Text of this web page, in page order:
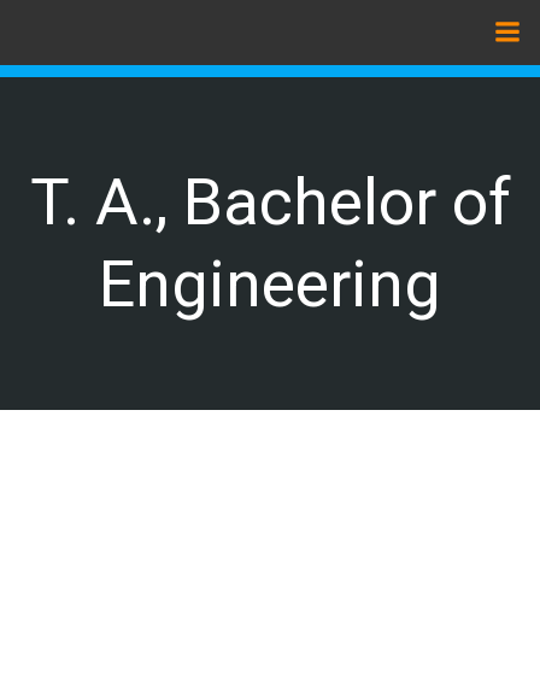
springen
T. A., Bachelor of
Engineering